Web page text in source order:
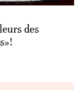
des